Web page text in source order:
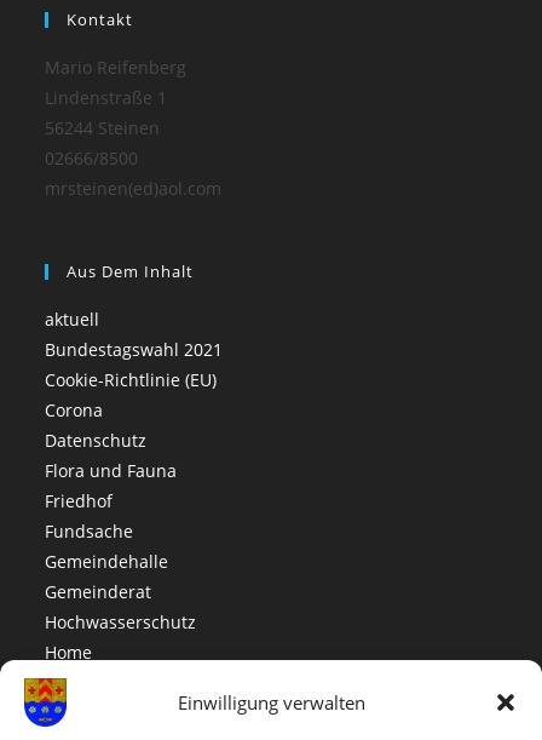
Einwilligung verwalten
Kontakt
Mario Reifenberg
Lindenstraße 1
56244 Steinen
02666/8500
mrsteinen(ed)aol.com
Aus Dem Inhalt
aktuell
Bundestagswahl 2021
Cookie-Richtlinie (EU)
Corona
Datenschutz
Flora und Fauna
Friedhof
Fundsache
Gemeindehalle
Gemeinderat
Hochwasserschutz
Home
Impressum
Info